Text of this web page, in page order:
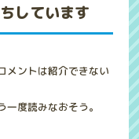
しています
メントは紹介できない
度読みなおそう。